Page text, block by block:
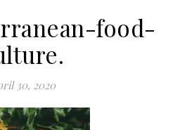
food-
30, 2020